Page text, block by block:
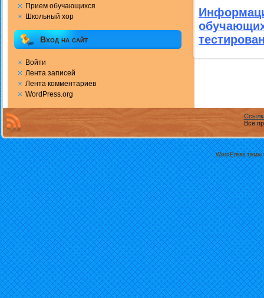
Прием обучающихся
Школьный хор
Вход на сайт
Войти
Лента записей
Лента комментариев
WordPress.org
Все
WordPress темы